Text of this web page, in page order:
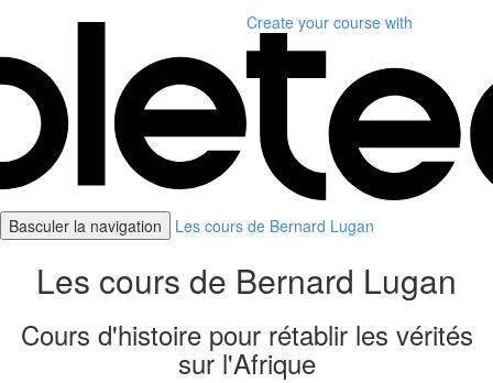
Create your course with
Basculer la navigation Les cours de Bernard Lugan
Les cours de Bernard Lugan
Cours d'histoire pour rétablir les vérités
sur l'Afrique